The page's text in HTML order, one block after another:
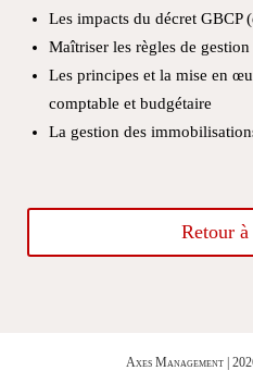
Les impacts du décret GBCP
Maîtriser les règles de gestion
Les principes et la mise en
comptable et budgétaire
La gestion des
Retour
Axes Management |